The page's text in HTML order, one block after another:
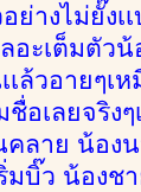
งไม่ยั๊งเ
ะเต็มตัวน้
ล้วอายๆเ
อเลยจริง
คลาย น้อ
มบิ๊ว น้อง